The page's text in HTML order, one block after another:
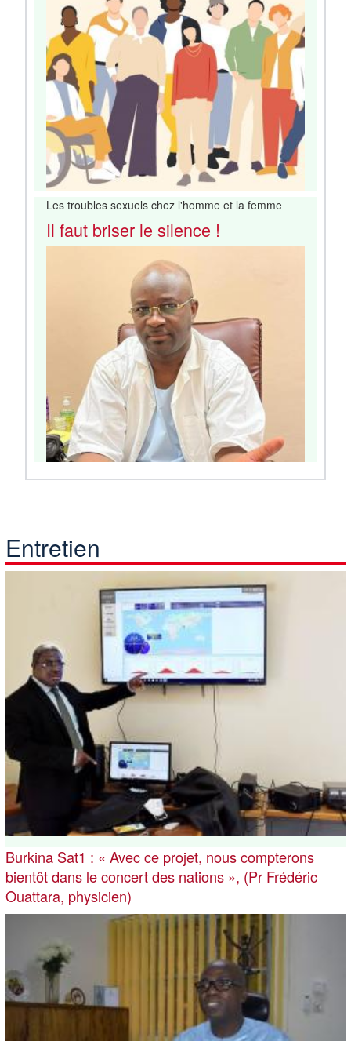
Les troubles sexuels chez l'homme et la femme
Il faut briser le silence !
Entretien
Burkina Sat1 : « Avec ce projet, nous compterons
bientôt dans le concert des nations », (Pr Frédéric
Ouattara, physicien)